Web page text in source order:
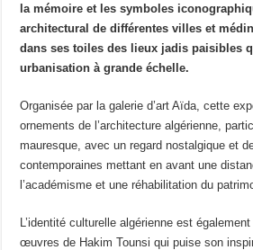
la mémoire et les symboles
architectural de différentes villes et
dans ses toiles des lieux jadis paisibles
urbanisation à grande échelle.
Organisée par la galerie d’art Aïda, cette
ornements de l’architecture algérienne,
mauresque, avec un regard nostalgique et
contemporaines mettant en avant une
l’académisme et une réhabilitation du
L’identité culturelle algérienne est
œuvres de Hakim Tounsi qui puise son